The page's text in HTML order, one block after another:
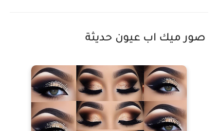
صور ميك اب عيون حديثة